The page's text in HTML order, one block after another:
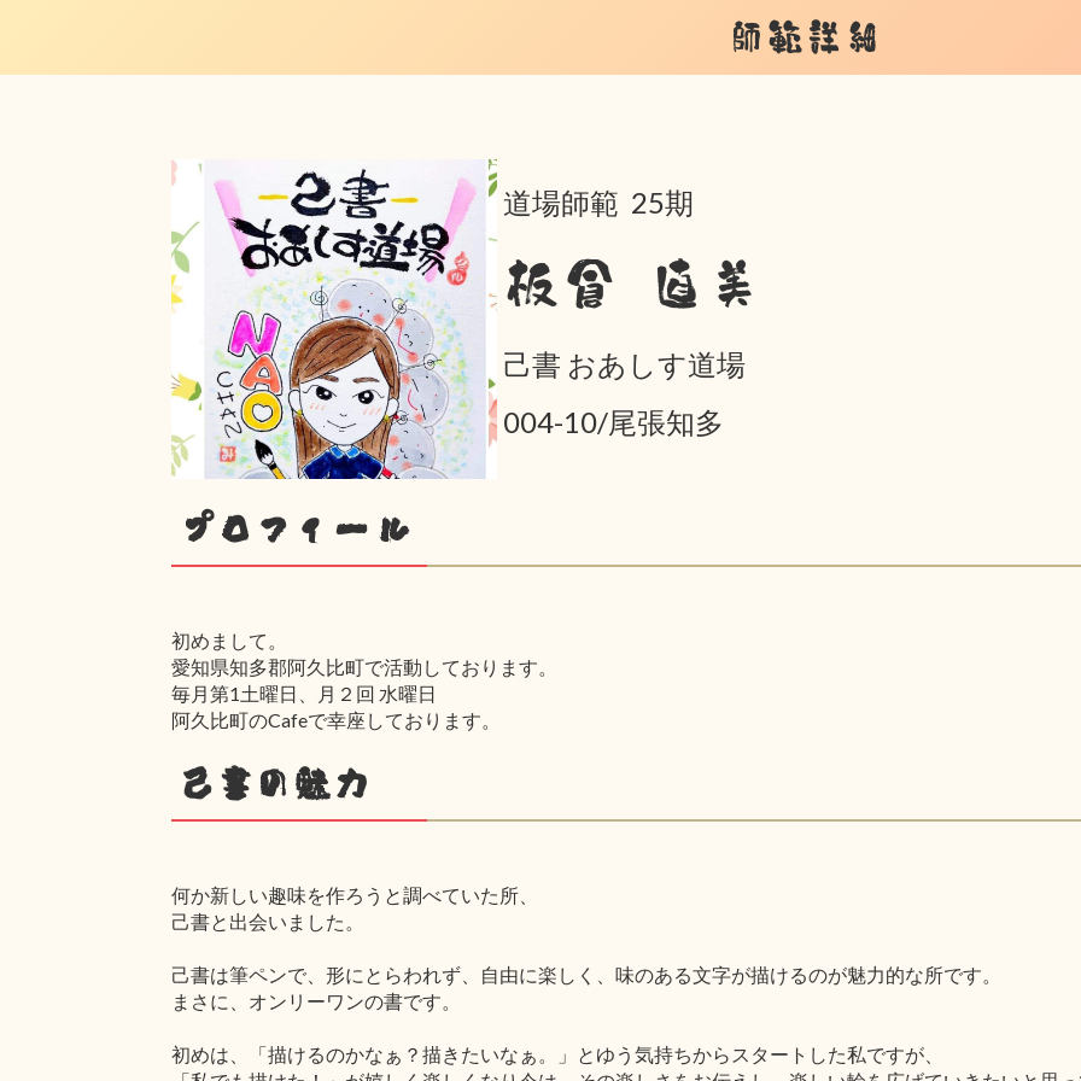
師範詳細
道場師範 25期
板倉 直美
己書 おあしす道場
004-10/尾張知多
プロフィール
初めまして。
愛知県知多郡阿久比町で活動しております。
毎月第1土曜日、月２回 水曜日
阿久比町のCafeで幸座しております。
己書の魅力
何か新しい趣味を作ろうと調べていた所、
己書と出会いました。
己書は筆ペンで、形にとらわれず、自由に楽しく、味のある文字が描けるのが魅力的な所です。
まさに、オンリーワンの書です。
初めは、「描けるのかなぁ？描きたいなぁ。」とゆう気持ちからスタートした私ですが、